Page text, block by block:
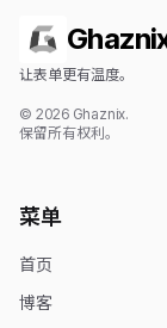
让表单更有温度。
© 2026 Ghaznix.
保留所有权利。
菜单
首页
博客